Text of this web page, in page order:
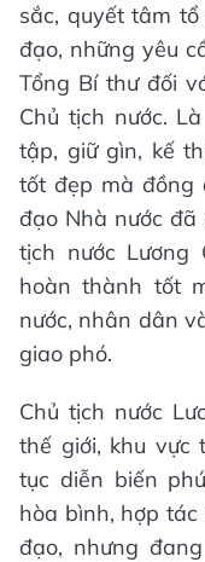
sắc, quyết tâm
đạo, những yêu
Tổng Bí thư đối
Chủ tịch nước.
tập, giữ gìn, kế
tốt đẹp mà đồng
đạo Nhà nước đã
tịch nước Lương
hoàn thành tốt
nước, nhân dân
giao phó.
Chủ tịch nước
thế giới, khu vực
tục diễn biến
hòa bình, hợp
đạo, nhưng